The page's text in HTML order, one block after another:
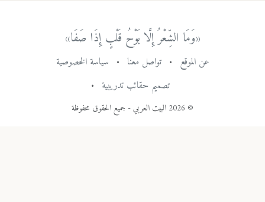
«وَمَا الشِّعْرُ إِلَّا بَوْحُ قَلْبٍ إِذَا صَفَا»
• تواصل معنا • سياسة الخصوصية
تصميم حقائب تدريبية •